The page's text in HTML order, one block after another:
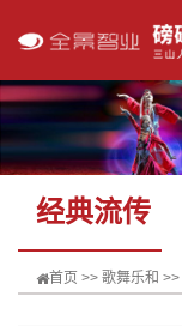
经典流传
首页 >> 歌舞乐和 >>